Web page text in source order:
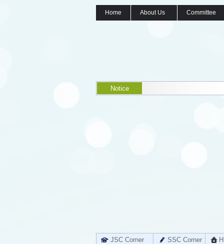
Home About Us Committee
Notice
JSC Corner SSC Corner